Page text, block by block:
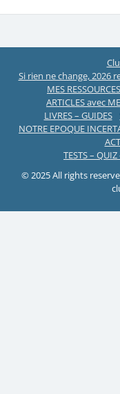
Si rien ne change, 2026
MES
ARTICLES avec
LIVRES – GUIDES
NOTRE EPOQUE
TESTS –
© 2025 All rights